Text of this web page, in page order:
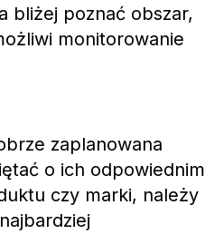
bliżej poznać obszar,
monitorowanie
zaplanowana
o ich odpowiednim
czy marki, należy